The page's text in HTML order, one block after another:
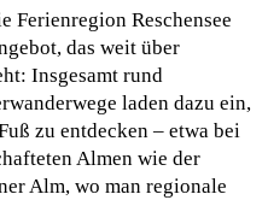
Ferienregion Reschensee
das weit über
Insgesamt rund
laden dazu ein,
zu entdecken – etwa bei
Almen wie der
Alm, wo man regionale